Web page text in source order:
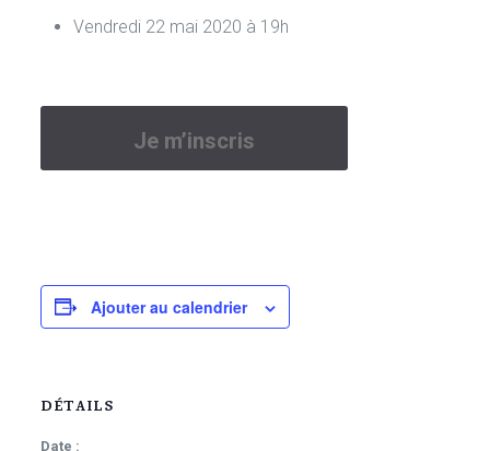
Vendredi 22 mai 2020 à 19h
Je m’inscris
Ajouter au calendrier
DÉTAILS
Date :